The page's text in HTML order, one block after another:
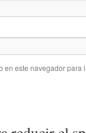
este navegador para